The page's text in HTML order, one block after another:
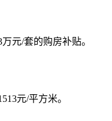
元/套的购房补贴。
元/平方米。